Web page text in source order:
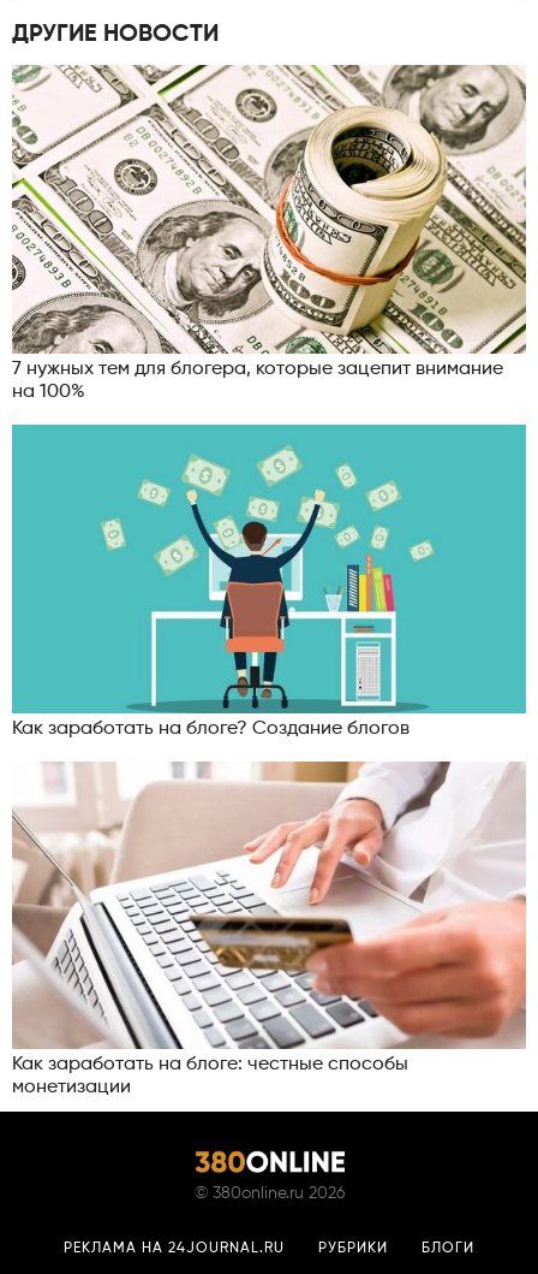
ДРУГИЕ НОВОСТИ
7 нужных тем для блогера, которые зацепит внимание
на 100%
Как заработать на блоге? Создание блогов
Как заработать на блоге: честные способы
монетизации
© 380online.ru 2026
РЕКЛАМА НА 24JOURNAL.RU РУБРИКИ БЛОГИ